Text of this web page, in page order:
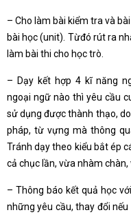
– Cho làm bài kiểm tra và
bài học (unit). Từđó rút ra
làm bài thi cho học trò.
– Dạy kết hợp 4 kĩ năng
ngoại ngữ nào thì yêu cầu
sử dụng được thành thạo,
pháp, từ vựng mà thông
Tránh dạy theo kiểu bắt ép
cả chục lần, vừa nhàm chàn,
– Thông báo kết quả học
những yêu cầu, thay đổi